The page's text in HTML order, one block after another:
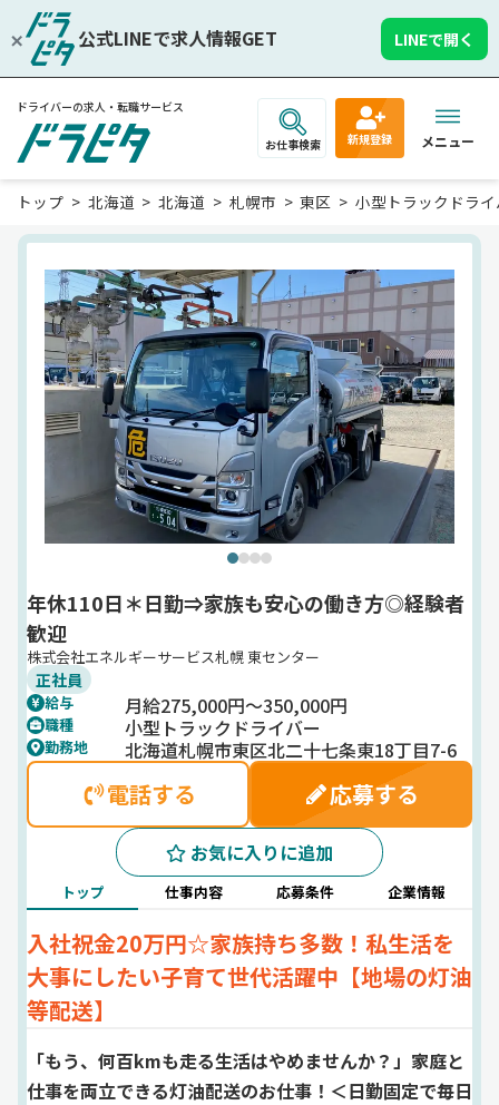
公式LINEで求人情報GET LINEで開く
ドライバーの求人・転職サービス
お仕事検索 新規登録 メニュー
トップ 北海道 北海道 札幌市 東区 小型トラックドラ
年休110日＊日勤⇒家族も安心の働き方◎経験者
歓迎
株式会社エネルギーサービス札幌 東センター
正社員
給与 月給275,000円～350,000円
職種 小型トラックドライバー
勤務地 北海道札幌市東区北二十七条東18丁目7-6
電話する 応募する
お気に入りに追加
トップ 仕事内容 応募条件 企業情報
入社祝金20万円☆家族持ち多数！私生活を
大事にしたい子育て世代活躍中【地場の灯油
等配送】
「もう、何百kmも走る生活はやめませんか？」家庭と
仕事を両立できる灯油配送のお仕事！＜日勤固定で毎日